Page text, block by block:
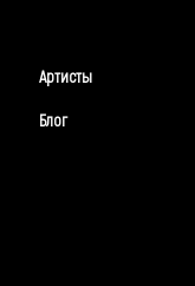
Артисты
Блог